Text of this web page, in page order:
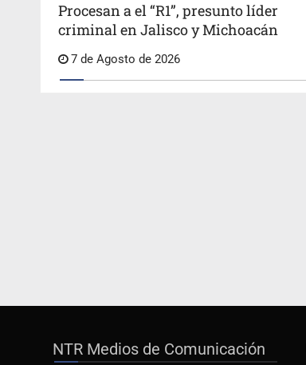
Procesan a el “R1”, presunto líder
criminal en Jalisco y Michoacán
7 de Agosto de 2026
NTR Medios de Comunicación